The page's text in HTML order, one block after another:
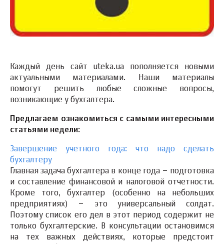
Каждый день сайт uteka.ua пополняется новыми
актуальными материалами. Наши материалы
помогут решить любые сложные вопросы,
возникающие у бухгалтера.
Предлагаем ознакомиться с самыми интересными
статьями недели:
Завершение учетного года: что надо сделать
бухгалтеру
Главная задача бухгалтера в конце года – подготовка
и составление финансовой и налоговой отчетности.
Кроме того, бухгалтер (особенно на небольших
предприятиях) – это универсальный солдат.
Поэтому список его дел в этот период содержит не
только бухгалтерские. В консультации остановимся
на тех важных действиях, которые предстоит